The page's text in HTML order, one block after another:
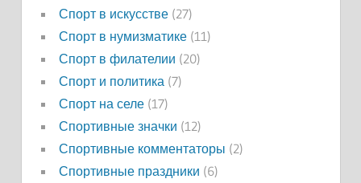
Спорт в искусстве(27)
Спорт в нумизматике(11)
Спорт в филателии (20)
Спорт и политика (7)
Спорт на селе(17)
Спортивные значки (12)
Спортивные комментаторы (2)
Спортивные праздники (6)